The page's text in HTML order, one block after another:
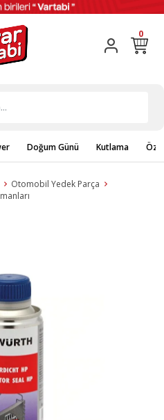
0
Doğum Günü Kutlama
Otomobil Yedek Parça